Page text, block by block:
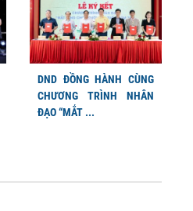
DND ĐỒNG HÀNH CÙNG
CHƯƠNG TRÌNH NHÂN
ĐẠO “MẮT ...